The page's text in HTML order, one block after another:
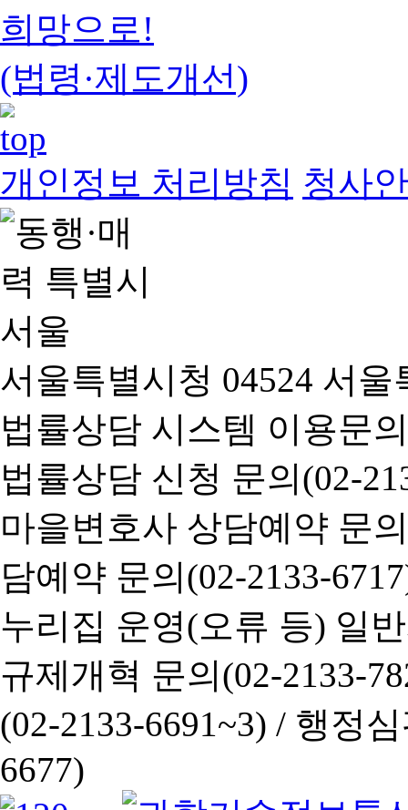
희망으로!
(법령·제도개선)
개인정보 처리방침 청사
서울특별시청 04524 서
법률상담 시스템 이용문
법률상담 신청 문의(02-
마을변호사 상담예약 문
담예약 문의(02-2133-
누리집 운영(오류 등) 일
규제개혁 문의(02-2133-
(02-2133-6691~3) / 행정심
6677)